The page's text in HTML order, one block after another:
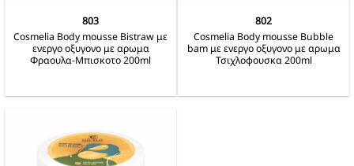
803
Cosmelia Body mousse Bistraw με
ενεργο οξυγονο με αρωμα
Φραουλα-Μπισκοτο 200ml
802
Cosmelia Body mousse Bubble
bam με ενεργο οξυγονο με αρωμα
Τσιχλοφουσκα 200ml